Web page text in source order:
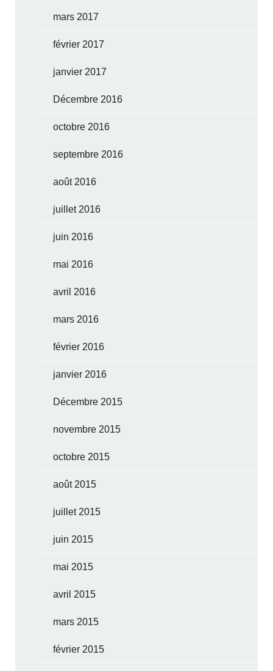
mars 2017
février 2017
janvier 2017
Décembre 2016
octobre 2016
septembre 2016
août 2016
juillet 2016
juin 2016
mai 2016
avril 2016
mars 2016
février 2016
janvier 2016
Décembre 2015
novembre 2015
octobre 2015
août 2015
juillet 2015
juin 2015
mai 2015
avril 2015
mars 2015
février 2015